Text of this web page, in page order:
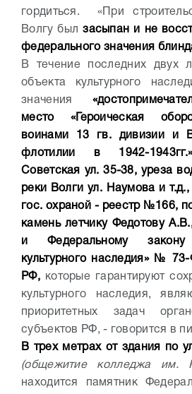
гордиться. «При
Волгу былзасыпан и не
федерального значения
В течение последних двух
объекта культурного
значения
место «Героическая
воинами 13 гв. дивизии и
флотилии в 1942-
Советская ул. 35-38, уреза
реки Волги ул. Наумова и
гос. охраной - реестр №166,
камень летчику Федотову
и Федеральному
культурного наследия» №
РФ, которые гарантируют
культурного наследия,
приоритетных задач
субъектов РФ, - говорится в
В трех метрах от здания по
(общежитие колледжа им.
находится памятник